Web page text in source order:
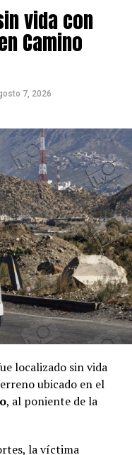
vida con
Camino
7, 2026
localizado sin vida
ubicado en el
, al poniente de la
la víctima